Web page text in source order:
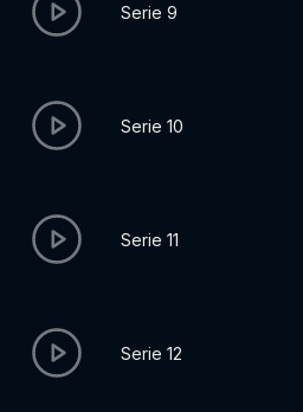
Serie 9
Serie 10
Serie 11
Serie 12